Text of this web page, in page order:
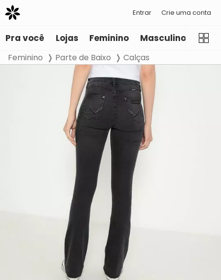
Entrar Crie uma conta
Pra você Lojas Feminino Masculino
Feminino Parte de Baixo Calças